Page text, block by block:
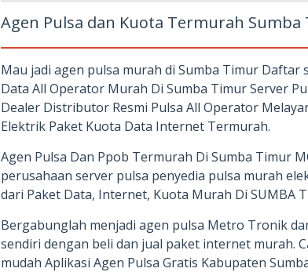
Agen Pulsa dan Kuota Termurah
Mau jadi agen pulsa murah di Sumba Timur Daftar
Data All Operator Murah Di Sumba Timur Server
Dealer Distributor Resmi Pulsa All Operator
Elektrik Paket Kuota Data Internet Termurah.
Agen Pulsa Dan Ppob Termurah Di Sumba Timur
perusahaan server pulsa penyedia pulsa murah
dari Paket Data, Internet, Kuota Murah Di SUMBA
Bergabunglah menjadi agen pulsa Metro Tronik
sendiri dengan beli dan jual paket internet murah.
mudah Aplikasi Agen Pulsa Gratis Kabupaten